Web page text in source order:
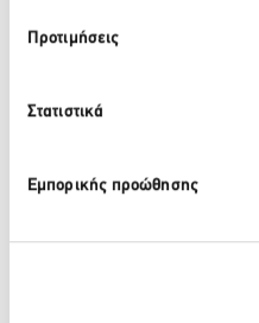
Προτιμήσεις
Στατιστικά
Εμπορικής προώθησης
Πρόσφατα νέα
ΒΙΚΟΣ: Το φυσικό
αθλήτριας Γεωργίας